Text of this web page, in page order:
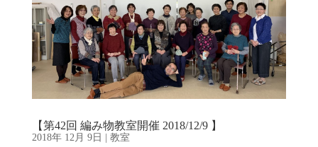
【第42回 編み物教室開催 2018/12/9 】
2018年 12月 9日 教室